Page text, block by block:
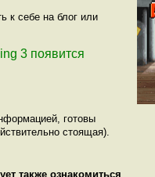
к себе на блог или
3 появится
готовы
стоящая).
также ознакомиться